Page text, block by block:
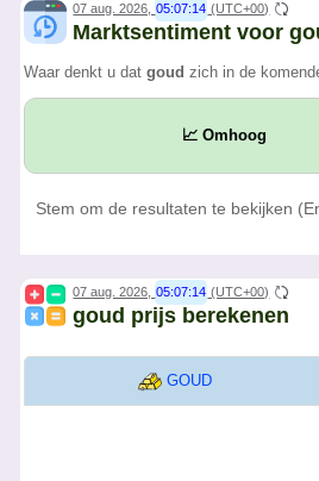
07 aug. 2026, 05:07:14 (UTC+00)
Marktsentiment voor
Waar denkt u dat goud zich in de
📈 Omhoog
Stem om de resultaten te bekijken
07 aug. 2026, 05:07:14 (UTC+00)
goud prijs berekenen
GOUD